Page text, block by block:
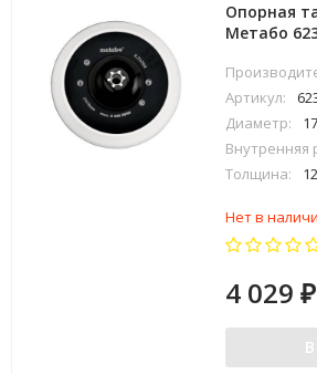
Опорная
Метабо
Артикул:
Диаметр:
Внутренняя
Толщина:
Нет в
4 029₽